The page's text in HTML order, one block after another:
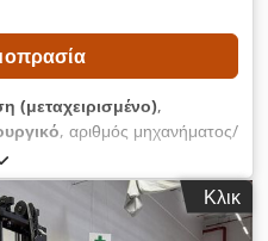
(μεταχειρισμένο),
, αριθμός μηχανήματος/
2.800 χιλ., ύψος
τιμή – εγγυημένη
ΤΕΧΝΙΚΕΣ
Κλικ